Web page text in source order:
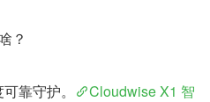
？
靠守护。
Cloudwise X1 智